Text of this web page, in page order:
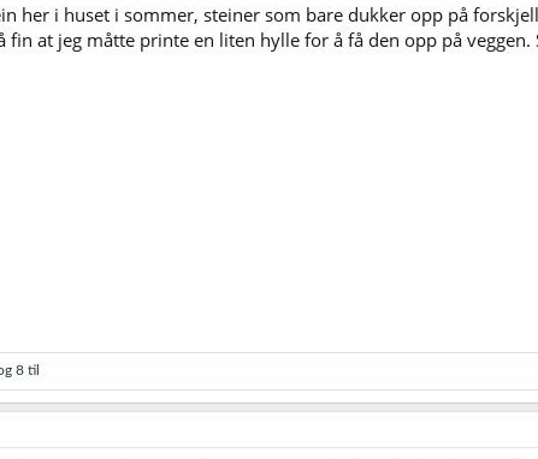
her i huset i sommer, steiner som bare dukker opp på
fin at jeg måtte printe en liten hylle for å få den opp på
8 til